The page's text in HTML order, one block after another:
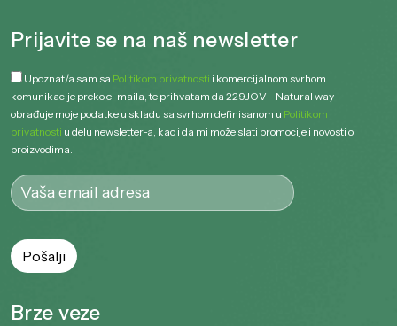
Prijavite se na naš newsletter
Upoznat/a sam sa Politikom privatnosti i komercijalnom svrhom
komunikacije preko e-maila, te prihvatam da 229JOV - Natural way -
obrađuje moje podatke u skladu sa svrhom definisanom u Politikom
privatnosti u delu newsletter-a, kao i da mi može slati promocije i novosti o
proizvodima..
Brze veze